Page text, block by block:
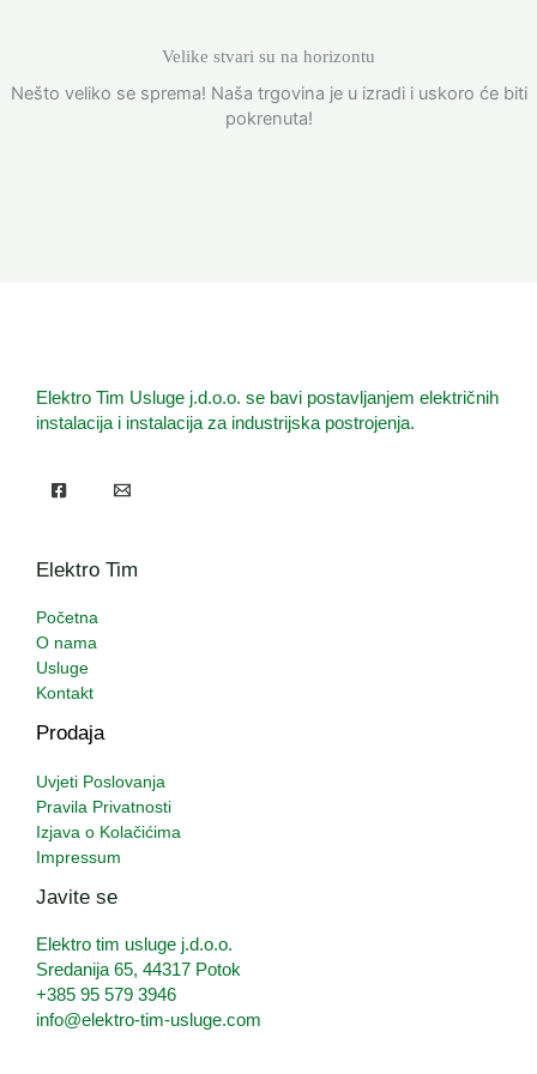
Velike stvari su na horizontu
Nešto veliko se sprema! Naša trgovina je u izradi i uskoro će biti
pokrenuta!
Elektro Tim Usluge j.d.o.o. se bavi postavljanjem električnih
instalacija i instalacija za industrijska postrojenja.
Elektro Tim
Početna
O nama
Usluge
Kontakt
Prodaja
Uvjeti Poslovanja
Pravila Privatnosti
Izjava o Kolačićima
Impressum
Javite se
Elektro tim usluge j.d.o.o.
Sredanija 65, 44317 Potok
+385 95 579 3946
info@elektro-tim-usluge.com